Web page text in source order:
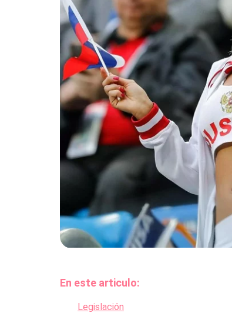
En este articulo:
Legislación